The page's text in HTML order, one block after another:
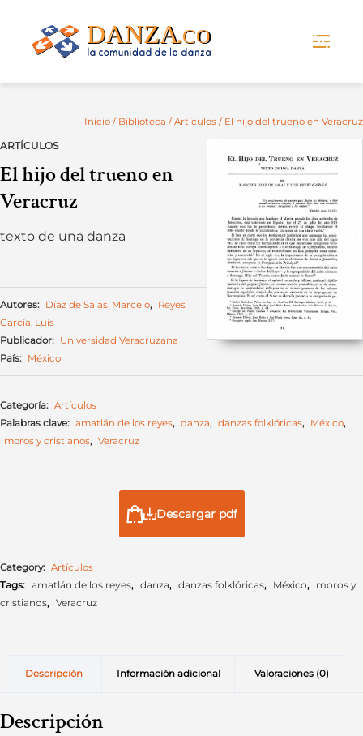
Inicio / Biblioteca / Artículos / El hijo del trueno en Veracruz
ARTÍCULOS
El hijo del trueno en
Veracruz
texto de una danza
Autores: Díaz de Salas, Marcelo,
Reyes
García, Luis
Publicador: Universidad Veracruzana
País: México
Categoría: Artículos
Palabras clave: amatlán de los reyes, danza, danzas folklóricas, México,
moros y cristianos, Veracruz
Descargar pdf
Category: Artículos
Tags: amatlán de los reyes, danza, danzas folklóricas, México, moros y
cristianos, Veracruz
Descripción Información adicional Valoraciones (0)
Descripción